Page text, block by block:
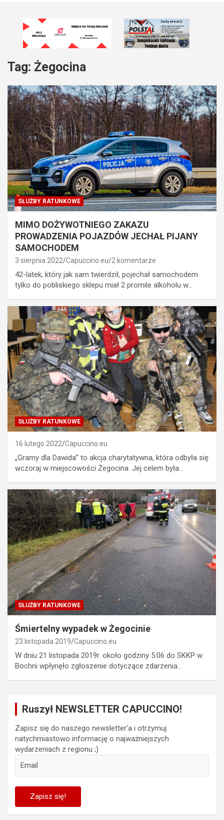
Tag: Żegocina
SŁUŻBY RATUNKOWE
MIMO DOŻYWOTNIEGO ZAKAZU
PROWADZENIA POJAZDÓW JECHAŁ PIJANY
SAMOCHODEM
3 sierpnia 2022 Capuccino.eu 2 komentarze
42-latek, który jak sam twierdził, pojechał samochodem
tylko do pobliskiego sklepu miał 2 promile alkoholu w…
SŁUŻBY RATUNKOWE
16 lutego 2022 Capuccino.eu
„Gramy dla Dawida” to akcja charytatywna, która odbyła się
wczoraj w miejscowości Żegocina. Jej celem była…
SŁUŻBY RATUNKOWE
Śmiertelny wypadek w Żegocinie
23 listopada 2019 Capuccino.eu
W dniu 21 listopada 2019r. około godziny 5:06 do SKKP w
Bochni wpłynęło zgłoszenie dotyczące zdarzenia…
Ruszył NEWSLETTER CAPUCCINO!
Zapisz się do naszego newsletter'a i otrzymuj
natychmiastowo informację o najważniejszych
wydarzeniach z regionu ;)